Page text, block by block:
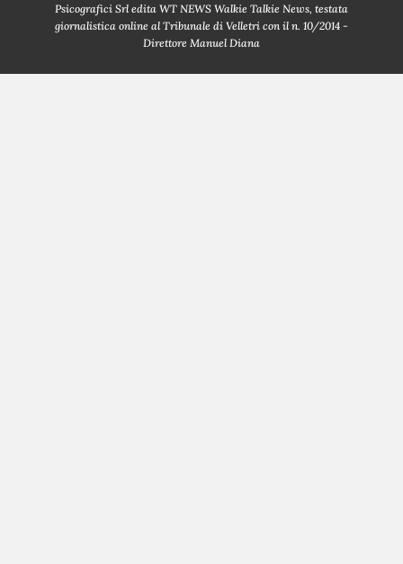
Psicografici Srl edita WT NEWS Walkie Talkie News, testata
giornalistica online al Tribunale di Velletri con il n. 10/2014 -
Direttore Manuel Diana